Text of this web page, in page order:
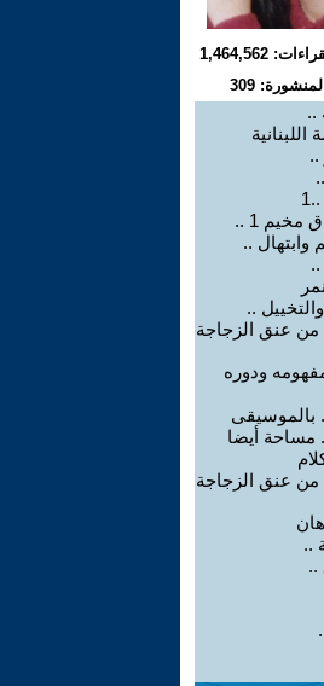
1,464,562
309
..
..
مخيم 1 ..
وابتهال ..
..
من عنق الزجاجة
ودوره
بالموسيقى
مساحة أيضا
من عنق الزجاجة
..
..